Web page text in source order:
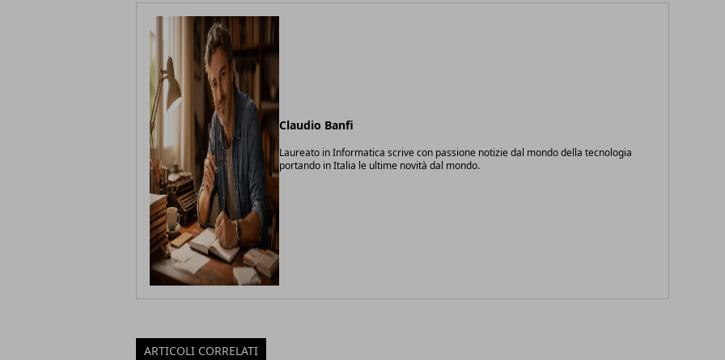
Claudio Banfi
Laureato in Informatica scrive con passione notizie dal mondo della tecnologia
portando in Italia le ultime novità dal mondo.
ARTICOLI CORRELATI